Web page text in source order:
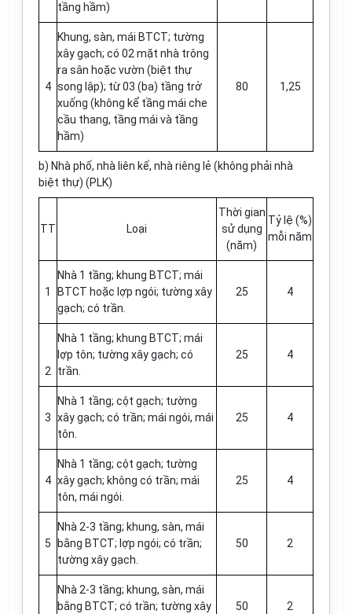
tầng hầm)
4
Khung, sàn, mái BTCT; tường
xây gạch; có 02 mặt nhà trông
ra sân hoặc vườn (biệt thự
song lập); từ 03 (ba) tầng trở
xuống (không kể tầng mái che
cầu thang, tầng mái và tầng
hầm)
80 1,25
b) Nhà phố, nhà liên kế, nhà riêng lẻ (không phải nhà
biệt thự) (PLK)
TT Loại
Thời gian
sử dụng
(năm)
Tỷ lệ (%)
mỗi năm
1
Nhà 1 tầng; khung BTCT; mái
BTCT hoặc lợp ngói; tường xây
gạch; có trần.
25 4
2
Nhà 1 tầng; khung BTCT; mái
lợp tôn; tường xây gạch; có
trần.
25 4
3
Nhà 1 tầng; cột gạch; tường
xây gạch; có trần; mái ngói, mái
tôn.
25 4
4
Nhà 1 tầng; cột gạch; tường
xây gạch; không có trần; mái
tôn, mái ngói.
25 4
5
Nhà 2-3 tầng; khung, sàn, mái
bằng BTCT; l ợp ngói; có trần;
tường xây gạch.
50 2
Nhà 2-3 tầng; khung, sàn, mái
bằng BTCT; có trần; tường xây
50 2